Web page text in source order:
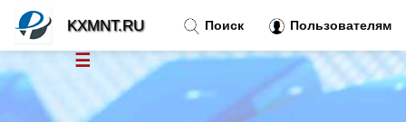
Поиск Пользователям
KXMNT.RU
☰